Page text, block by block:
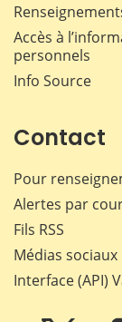
Accès à
personnels
Info Source
Contact
Pour
Alertes par
Fils RSS
Médias sociaux
Interface (API)